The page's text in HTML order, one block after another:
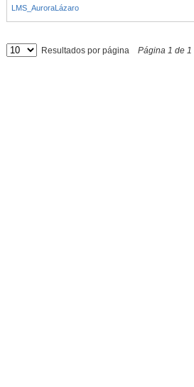
LMS_AuroraLázaro
Resultados por página Página 1 de 1